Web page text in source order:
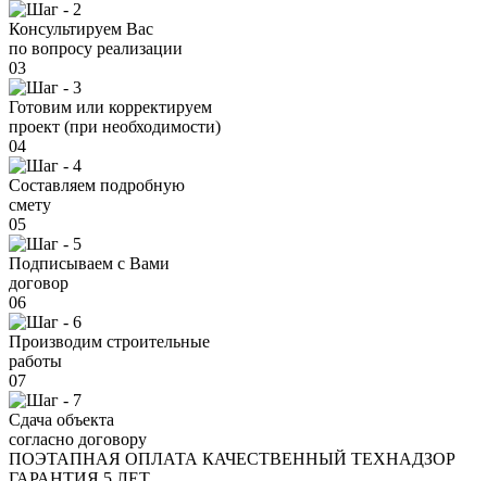
Консультируем Вас
по вопросу реализации
03
Готовим или корректируем
проект (при необходимости)
04
Составляем подробную
смету
05
Подписываем с Вами
договор
06
Производим строительные
работы
07
Сдача объекта
согласно договору
ПОЭТАПНАЯ ОПЛАТА КАЧЕСТВЕННЫЙ ТЕХНАДЗОР